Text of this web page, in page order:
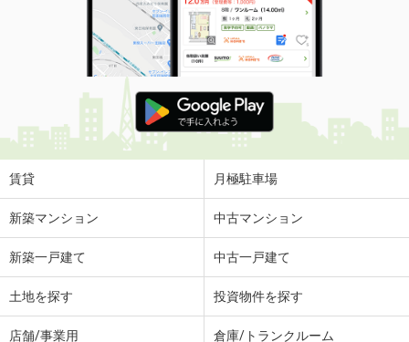
賃貸 月極駐車場
新築マンション 中古マンション
新築一戸建て 中古一戸建て
土地を探す 投資物件を探す
店舗/事業用 倉庫/トランクルーム